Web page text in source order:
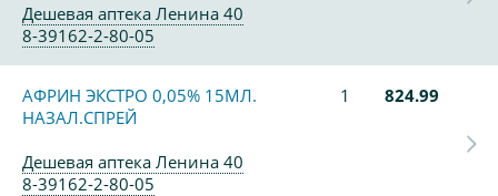
Дешевая аптека Ленина 40
8-39162-2-80-05
АФРИН ЭКСТРО 0,05% 15МЛ.
НАЗАЛ.СПРЕЙ
1 824.99
Дешевая аптека Ленина 40
8-39162-2-80-05